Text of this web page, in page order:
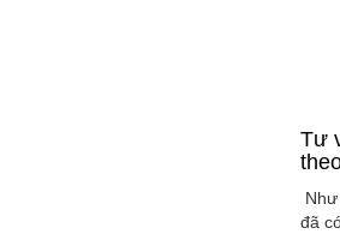
Tư
đã